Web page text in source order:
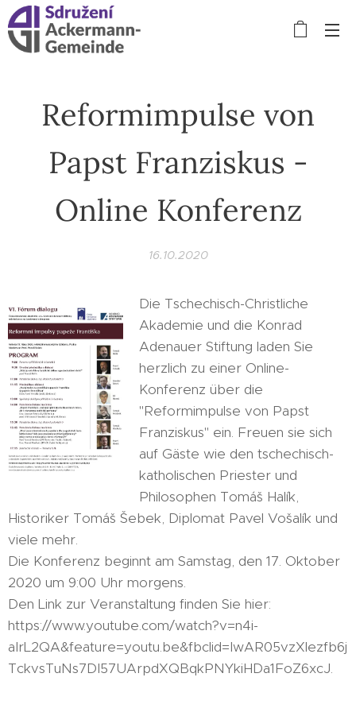
Reformimpulse von
Papst Franziskus -
Online Konferenz
16.10.2020
Die Tschechisch-Christliche
Akademie und die Konrad
Adenauer Stiftung laden Sie
herzlich zu einer Online-
Konferenz über die
"Reformimpulse von Papst
Franziskus" ein. Freuen sie sich
auf Gäste wie den tschechisch-
katholischen Priester und
Philosophen Tomáš Halík,
Historiker Tomáš Šebek, Diplomat Pavel Vošalík und
viele mehr.
Die Konferenz beginnt am Samstag, den 17. Oktober
2020 um 9:00 Uhr morgens.
Den Link zur Veranstaltung finden Sie hier:
https://www.youtube.com/watch?v=n4i-
aIrL2QA&feature=youtu.be&fbclid=IwAR05vzXlezfb6j
TckvsTuNs7DI57UArpdXQBqkPNYkiHDa1FoZ6xcJ.